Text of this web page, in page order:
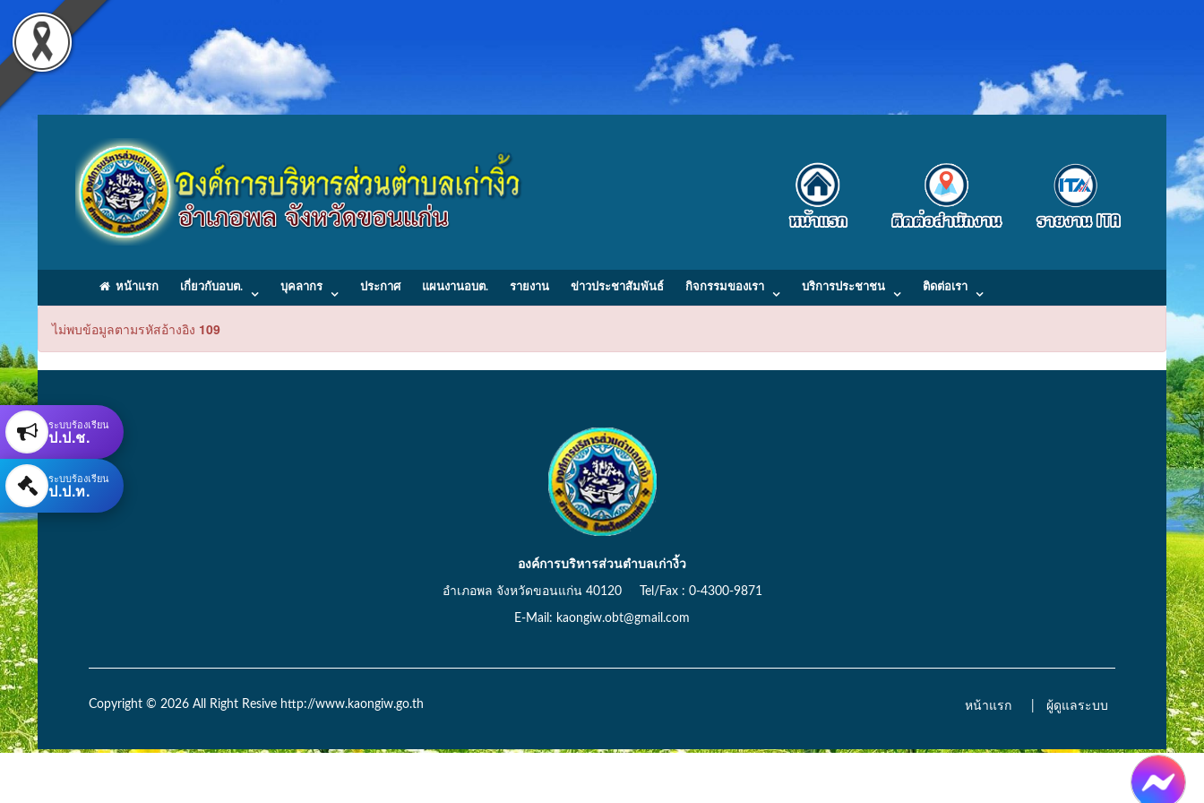
หน้าแรก เกี่ยวกับอบต. บุคลากร ประกาศ แผนงานอบต. รายงาน ข่าวประชาสัมพันธ์ กิจกรรมของเรา บริการประชาชน ติดต่อเรา
ไม่พบข้อมูลตามรหัสอ้างอิง 109
ระบบร้องเรียน
ป.ป.ช.
ระบบร้องเรียน
ป.ป.ท.
องค์การบริหารส่วนตำบลเก่างิ้ว
อำเภอพล จังหวัดขอนแก่น 40120 Tel/Fax : 0-4300-9871
E-Mail: kaongiw.obt@gmail.com
Copyright © 2026 All Right Resive http://www.kaongiw.go.th หน้าแรก ผู้ดูแลระบบ